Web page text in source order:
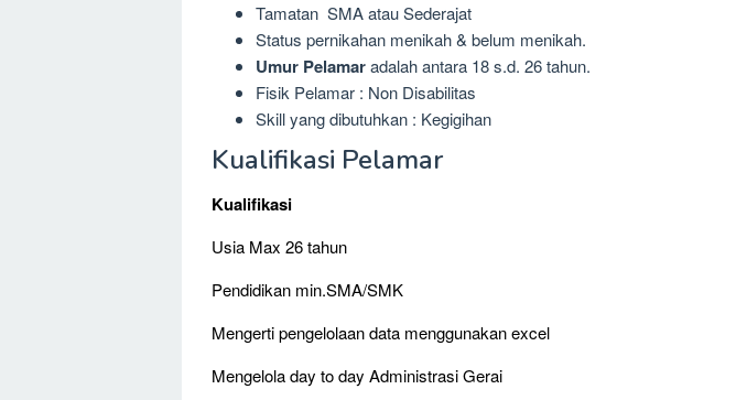
Tamatan SMA atau Sederajat
Status pernikahan menikah & belum menikah.
Umur Pelamaradalah antara 18 s.d. 26 tahun.
Fisik Pelamar : Non Disabilitas
Skill yang dibutuhkan : Kegigihan
Kualifikasi Pelamar
Kualifikasi
Usia Max 26 tahun
Pendidikan min.SMA/SMK
Mengerti pengelolaan data menggunakan excel
Mengelola day to day Administrasi Gerai